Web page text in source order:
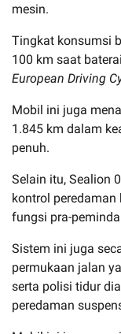
mesin.
Tingkat konsumsi
100 km saat
European Driving
Mobil ini juga
1.845 km dalam
penuh.
Selain itu, Sealion
kontrol peredaman
fungsi pra-
Sistem ini juga
permukaan jalan
serta polisi tidur
peredaman